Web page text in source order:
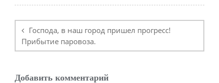
по
записям
Господа, в наш город пришел прогресс!
Прибытие паровоза.
Добавить комментарий